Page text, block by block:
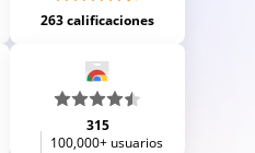
263 calificaciones
315
100,000+ usuarios